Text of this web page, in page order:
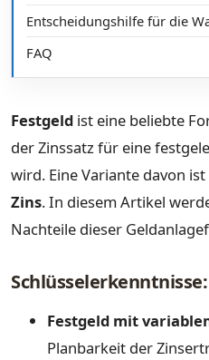
Entscheidungshilfe für die
FAQ
Festgeld ist eine beliebte
der Zinssatz für eine
wird. Eine Variante davon ist
Zins. In diesem Artikel
Nachteile dieser
Schlüsselerkenntnisse:
Festgeld mit
Planbarkeit der